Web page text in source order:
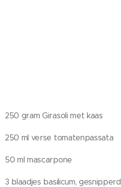
250 gram Girasoli met kaas
250 ml verse tomatenpassata
50 ml mascarpone
3 blaadjes basilicum, gesnipperd